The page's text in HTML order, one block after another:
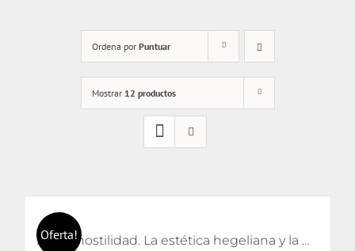
Ordena por Puntuar
Mostrar 12 productos
Oferta! Arte y hostilidad. La estética hegeliana y la precipitación de la violencia